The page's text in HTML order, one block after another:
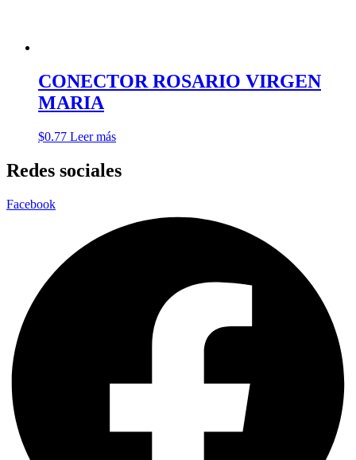
CONECTOR ROSARIO VIRGEN
MARIA
$0.77 Leer más
Redes sociales
Facebook